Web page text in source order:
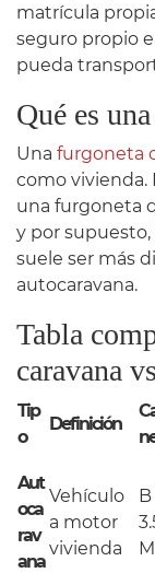
matrícula
seguro propio
pueda
Qué es
Una furgoneta
como vivienda.
una furgoneta
y por supuesto,
suele ser más
autocaravana.
Tabla
caravana
Tip
o
Definición
Aut
oca
rav
ana
Vehículo
a motor
vivienda